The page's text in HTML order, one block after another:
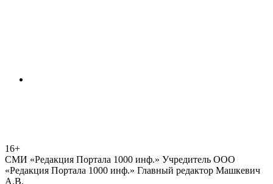
16+
СМИ «Редакция Портала 1000 инф.» Учредитель ООО
«Редакция Портала 1000 инф.» Главный редактор Машкевич
А.В.